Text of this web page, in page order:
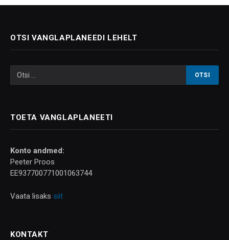
OTSI VANGLAPLANEEDI LEHELT
TOETA VANGLAPLANEETI
Konto andmed:
Peeter Proos
EE937700771001063744
Vaata lisaks siit
KONTAKT